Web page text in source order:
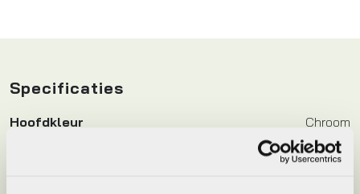
Specificaties
Hoofdkleur Chroom